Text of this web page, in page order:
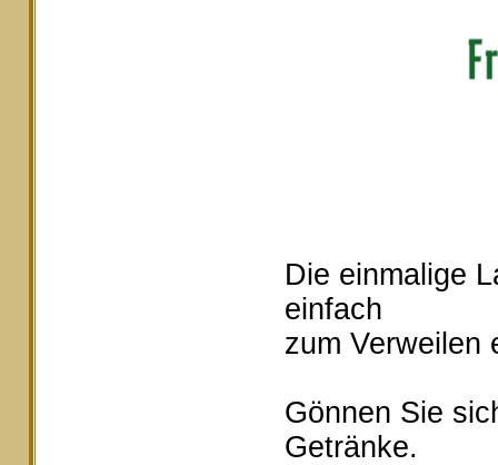
Die einmalige
einfach
zum Verweilen
Gönnen Sie
Getränke.